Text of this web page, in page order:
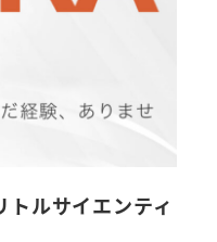
ルサイエンティ